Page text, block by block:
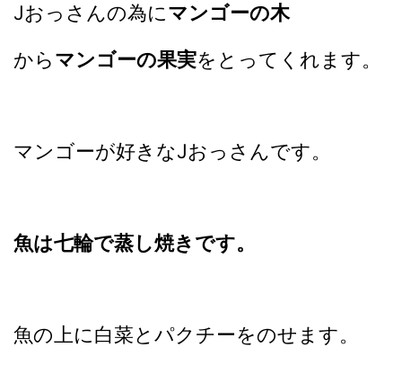
Jおっさんの為にマンゴーの木
からマンゴーの果実をとってくれます。
マンゴーが好きなJおっさんです。
魚は七輪で蒸し焼きです。
魚の上に白菜とパクチーをのせます。